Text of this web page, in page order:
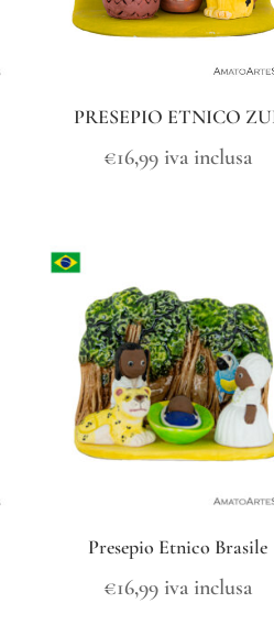
PRESEPIO ETNICO
€16,99 iva inclusa
Presepio Etnico Brasile
€16,99 iva inclusa